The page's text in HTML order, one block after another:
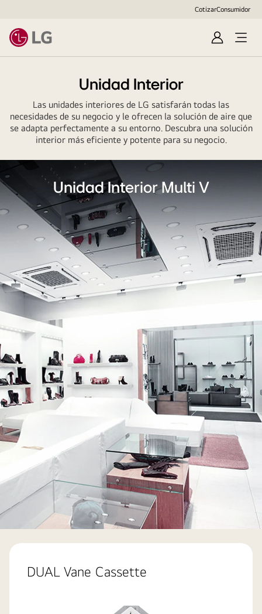
CotizarConsumidor
Inicio
sesión/
Unidad Interior
Las unidades interiores de LG satisfarán todas las
necesidades de su negocio y le ofrecen la solución de aire que
se adapta perfectamente a su entorno. Descubra una solución
interior más eficiente y potente para su negocio.
Unit_01_MULTI_V_Indoor_Unit_20112017_D_1511160083833
Unidad Interior Multi V
DUAL Vane Cassette